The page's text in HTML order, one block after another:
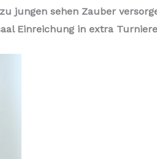
jungen sehen Zauber
Einreichung in extra